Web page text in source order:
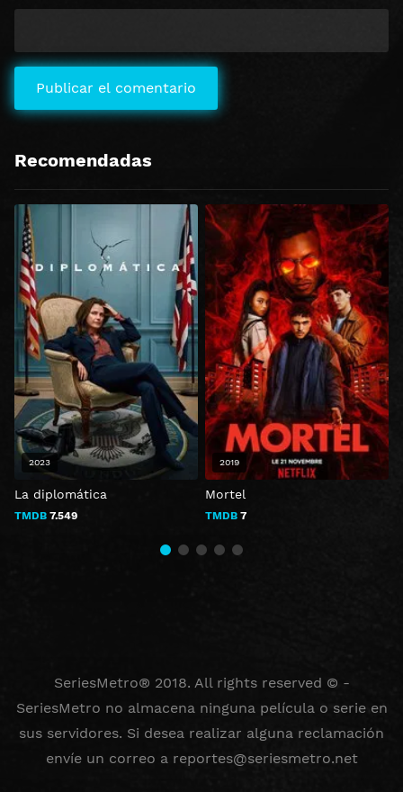
Recomendadas
La diplomática
TMDB 7.549
2023
Mortel
TMDB 7
2019
SeriesMetro® 2018. All rights reserved © -
SeriesMetro no almacena ninguna película o serie en
sus servidores. Si desea realizar alguna reclamación
envíe un correo a reportes@seriesmetro.net